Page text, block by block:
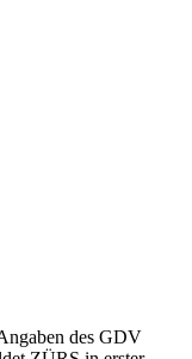
des GDV